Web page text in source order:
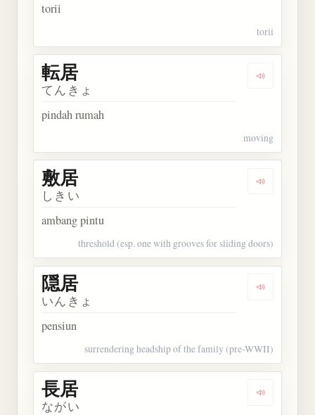
torii
torii
Dengarkan
転居
てんきょ
pindah rumah
moving
Dengarkan
敷居
しきい
ambang pintu
threshold (esp. one with grooves for sliding doors)
Dengarkan
隠居
いんきょ
pensiun
surrendering headship of the family (pre-WWII)
Dengarkan
長居
ながい